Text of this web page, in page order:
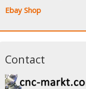
Ebay Shop
Contact